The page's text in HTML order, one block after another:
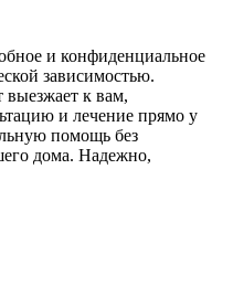
и конфиденциальное
зависимостью.
к вам,
и лечение прямо у
помощь без
дома. Надежно,